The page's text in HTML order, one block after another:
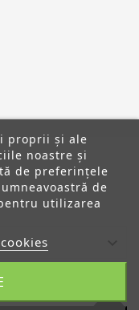
proprii și ale
noastre și
de preferințele
de
utilizarea